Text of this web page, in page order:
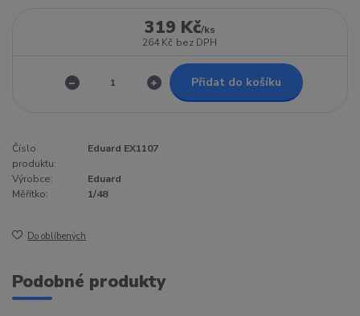
319 Kč/ks
264 Kč bez DPH
Přidat do košíku
Číslo
produktu:
Eduard EX1107
Výrobce:
Eduard
Měřítko:
1/48
Do oblíbených
Podobné produkty